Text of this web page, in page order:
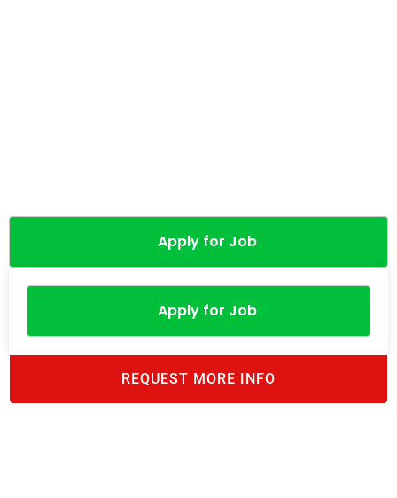
Apply for Job
Apply for Job
REQUEST MORE INFO